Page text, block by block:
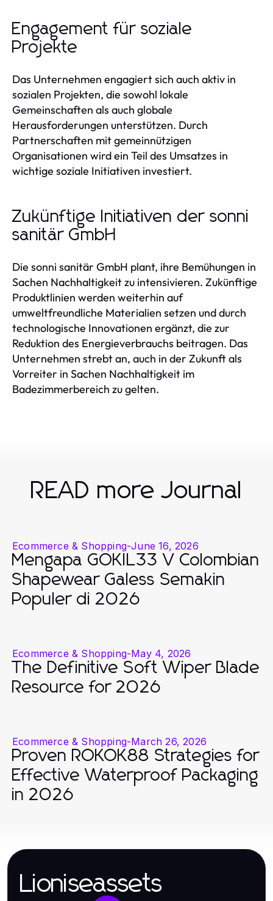
Engagement für soziale
Projekte
Das Unternehmen engagiert sich auch aktiv in
sozialen Projekten, die sowohl lokale
Gemeinschaften als auch globale
Herausforderungen unterstützen. Durch
Partnerschaften mit gemeinnützigen
Organisationen wird ein Teil des Umsatzes in
wichtige soziale Initiativen investiert.
Zukünftige Initiativen der sonni
sanitär GmbH
Die sonni sanitär GmbH plant, ihre Bemühungen in
Sachen Nachhaltigkeit zu intensivieren. Zukünftige
Produktlinien werden weiterhin auf
umweltfreundliche Materialien setzen und durch
technologische Innovationen ergänzt, die zur
Reduktion des Energieverbrauchs beitragen. Das
Unternehmen strebt an, auch in der Zukunft als
Vorreiter in Sachen Nachhaltigkeit im
Badezimmerbereich zu gelten.
READ more Journal
Ecommerce & Shopping-June 16, 2026
Mengapa GOKIL33 V Colombian
Shapewear Galess Semakin
Populer di 2026
Ecommerce & Shopping-May 4, 2026
The Definitive Soft Wiper Blade
Resource for 2026
Ecommerce & Shopping-March 26, 2026
Proven ROKOK88 Strategies for
Effective Waterproof Packaging
in 2026
Lioniseassets